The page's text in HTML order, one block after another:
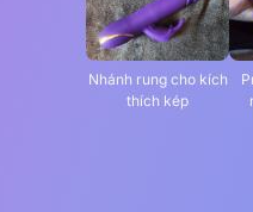
Nhánh rung cho kích
thích kép